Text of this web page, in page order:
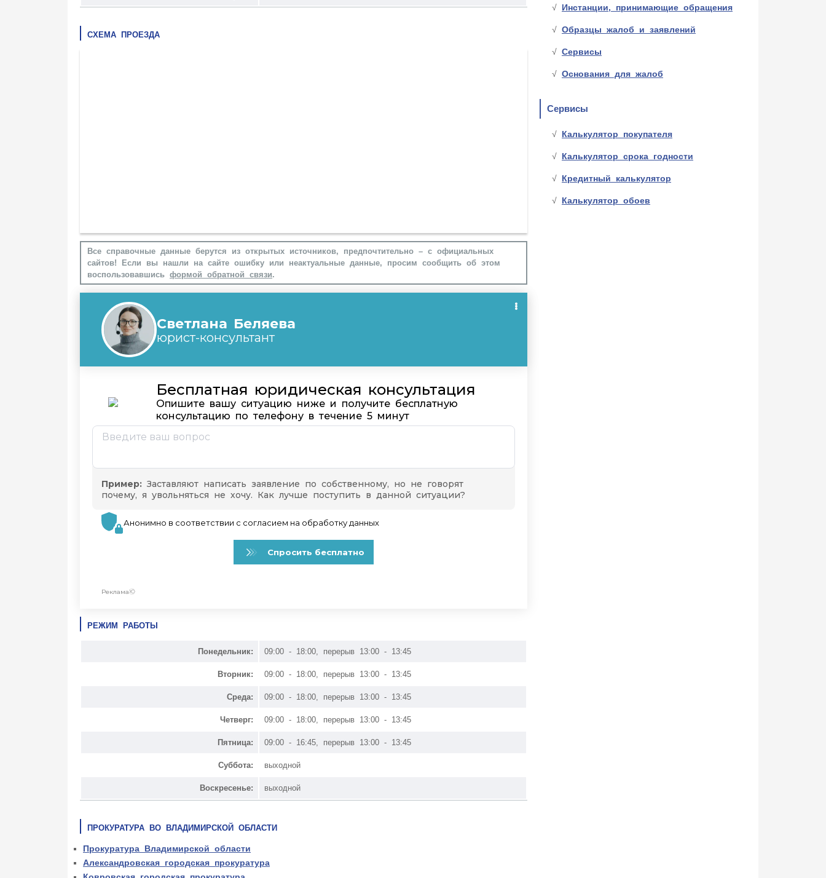
СХЕМА ПРОЕЗДА
Все справочные данные берутся из открытых источников, предпочтительно – с официальных
сайтов! Если вы нашли на сайте ошибку или неактуальные данные, просим сообщить об этом
воспользовавшись формой обратной связи.
РЕЖИМ РАБОТЫ
Понедельник: 09:00 - 18:00, перерыв 13:00 - 13:45
Вторник: 09:00 - 18:00, перерыв 13:00 - 13:45
Среда: 09:00 - 18:00, перерыв 13:00 - 13:45
Четверг: 09:00 - 18:00, перерыв 13:00 - 13:45
Пятница: 09:00 - 16:45, перерыв 13:00 - 13:45
Суббота: выходной
Воскресенье: выходной
ПРОКУРАТУРА ВО ВЛАДИМИРСКОЙ ОБЛАСТИ
Прокуратура Владимирской области
Александровская городская прокуратура
Инстанции, принимающие обращения
Образцы жалоб и заявлений
Сервисы
Основания для жалоб
Сервисы
Калькулятор покупателя
Калькулятор срока годности
Кредитный калькулятор
Калькулятор обоев